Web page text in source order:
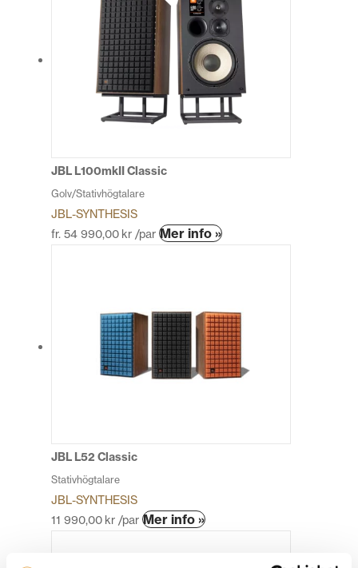
JBL L100mkII Classic
Golv/Stativhögtalare
JBL-SYNTHESIS
fr. 54 990,00 kr /par Mer info »Den
varianter.
De
olika
alternativen
JBL L52 Classic
Stativhögtalare
JBL-SYNTHESIS
11 990,00 kr /par Mer info »Den